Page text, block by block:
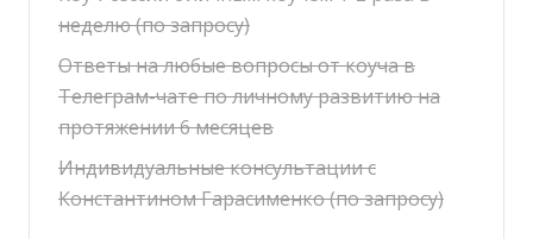
неделю (по запросу)
Ответы на любые вопросы от коуча в
Телеграм-чате по личному развитию на
протяжении 6 месяцев
Индивидуальные консультации с
Константином Гарасименко (по запросу)